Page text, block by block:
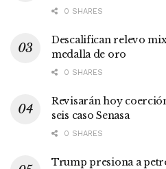
0 SHARES
Descalifican relevo
medalla de oro
0 SHARES
Revisarán hoy
seis caso Senasa
0 SHARES
Trump presiona a